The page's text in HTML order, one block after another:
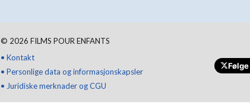
© 2026 FILMS POUR ENFANTS
• Kontakt
• Personlige data og informasjonskapsler
• Juridiske merknader og CGU
Følge